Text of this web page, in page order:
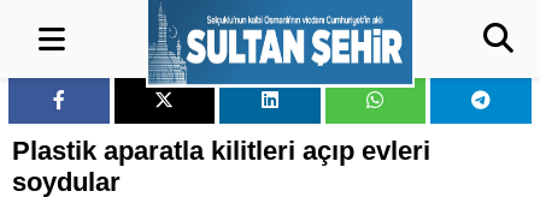
Plastik aparatla kilitleri açıp evleri
soydular